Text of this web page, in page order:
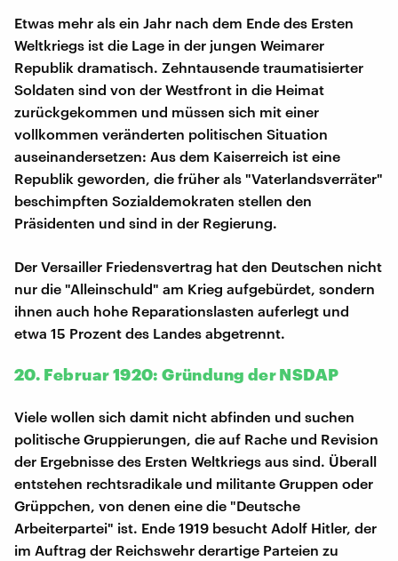
Etwas mehr als ein Jahr nach dem Ende des Ersten
Weltkriegs ist die Lage in der jungen Weimarer
Republik dramatisch. Zehntausende traumatisierter
Soldaten sind von der Westfront in die Heimat
zurückgekommen und müssen sich mit einer
vollkommen veränderten politischen Situation
auseinandersetzen: Aus dem Kaiserreich ist eine
Republik geworden, die früher als "Vaterlandsverräter"
beschimpften Sozialdemokraten stellen den
Präsidenten und sind in der Regierung.
Der Versailler Friedensvertrag hat den Deutschen nicht
nur die "Alleinschuld" am Krieg aufgebürdet, sondern
ihnen auch hohe Reparationslasten auferlegt und
etwa 15 Prozent des Landes abgetrennt.
20. Februar 1920: Gründung der NSDAP
Viele wollen sich damit nicht abfinden und suchen
politische Gruppierungen, die auf Rache und Revision
der Ergebnisse des Ersten Weltkriegs aus sind. Überall
entstehen rechtsradikale und militante Gruppen oder
Grüppchen, von denen eine die "Deutsche
Arbeiterpartei" ist. Ende 1919 besucht Adolf Hitler, der
im Auftrag der Reichswehr derartige Parteien zu